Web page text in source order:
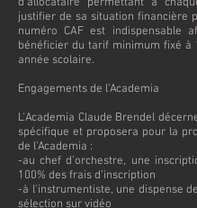
justifier de sa situation financière
numéro CAF est indispensable
bénéficier du tarif minimum fixé à
année scolaire.
Engagements de l’Academia
L'Academia Claude Brendel
spécifique et proposera pour la
de l'Academia :
-au chef d’orchestre, une
100% des frais d’inscription
-à l'instrumentiste, une dispense
sélection sur vidéo